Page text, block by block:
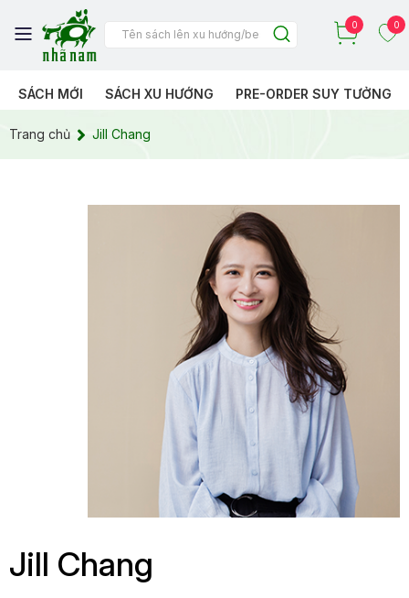
0 0
SÁCH MỚI SÁCH XU HƯỚNG PRE-ORDER SUY TƯỞNG
Trang chủ Jill Chang
Jill Chang